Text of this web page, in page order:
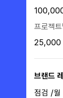
프로젝
25,000
브랜드
점검 /월